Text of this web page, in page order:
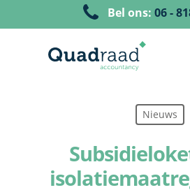
Bel ons: 06 -
Nieuws